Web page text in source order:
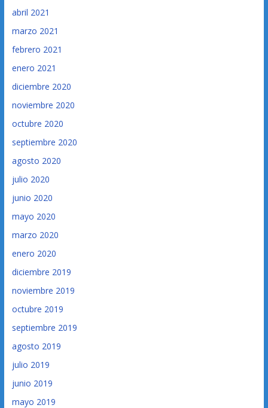
abril 2021
marzo 2021
febrero 2021
enero 2021
diciembre 2020
noviembre 2020
octubre 2020
septiembre 2020
agosto 2020
julio 2020
junio 2020
mayo 2020
marzo 2020
enero 2020
diciembre 2019
noviembre 2019
octubre 2019
septiembre 2019
agosto 2019
julio 2019
junio 2019
mayo 2019